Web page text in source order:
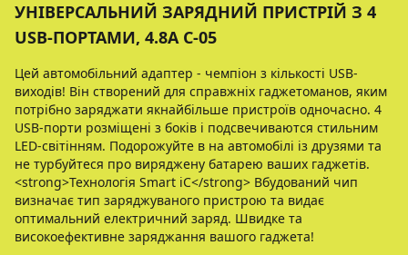
УНIВЕРСАЛЬНИЙ ЗАРЯДНИЙ ПРИСТРIЙ З 4
USB-ПОРТАМИ, 4.8A C-05
Цей автомобiльний адаптер - чемпiон з кiлькостi USB-
виходiв! Вiн створений для справжнiх гаджетоманов, яким
потрiбно заряджати якнайбiльше пристроїв одночасно. 4
USB-порти розмiщенi з бокiв i подсвечиваются стильним
LED-свiтiнням. Подорожуйте в на автомобiлi iз друзями та
не турбуйтеся про виряджену батарею ваших гаджетiв.
<strong>Технологiя Smart iC</strong> Вбудований чип
визначає тип заряджуваного пристрою та видає
оптимальний електричний заряд. Швидке та
високоефективне заряджання вашого гаджета!